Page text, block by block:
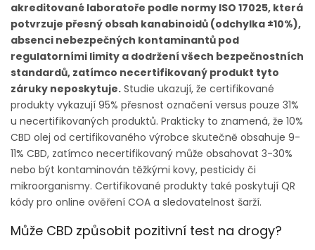
akreditované laboratoře podle normy ISO 17025, která
potvrzuje přesný obsah kanabinoidů (odchylka ±10%),
absenci nebezpečných kontaminantů pod
regulatorními limity a dodržení všech bezpečnostních
standardů, zatímco necertifikovaný produkt tyto
záruky neposkytuje. Studie ukazují, že certifikované
produkty vykazují 95% přesnost označení versus pouze 31%
u necertifikovaných produktů. Prakticky to znamená, že 10%
CBD olej od certifikovaného výrobce skutečně obsahuje 9-
11% CBD, zatímco necertifikovaný může obsahovat 3-30%
nebo být kontaminován těžkými kovy, pesticidy či
mikroorganismy. Certifikované produkty také poskytují QR
kódy pro online ověření COA a sledovatelnost šarží.
Může CBD způsobit pozitivní test na drogy?